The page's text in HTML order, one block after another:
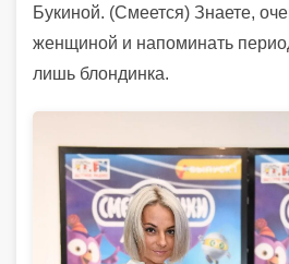
Букиной. (Смеется) Знаете,
женщиной и напоминать
лишь блондинка.